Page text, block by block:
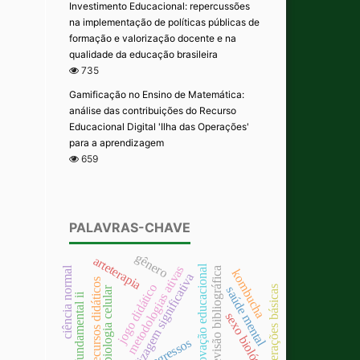
Investimento Educacional: repercussões
na implementação de políticas públicas de
formação e valorização docente e na
qualidade da educação brasileira
735
Gamificação no Ensino de Matemática:
análise das contribuições do Recurso
Educacional Digital 'Ilha das Operações'
para a aprendizagem
659
PALAVRAS-CHAVE
biologia celularmetodologias ativas
jogo didático
aprendizagem significativainovação educacionalrevisão bibliográficasaúde mental
arteterapia
operações básicas
recursos didáticos
gênero
sexo biológico
egressos
kombucha
ciência normal